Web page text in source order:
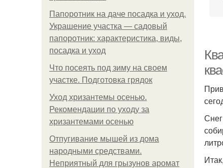
Папоротник на даче посадка и уход.
Украшение участка — садовый
папоротник: характеристика, виды,
посадка и уход
Что посеять под зиму на своем
участке. Подготовка грядок
Уход хризантемы осенью.
Рекомендации по уходу за
хризантемами осенью
Отпугивание мышей из дома
народными средствами.
Неприятный для грызунов аромат